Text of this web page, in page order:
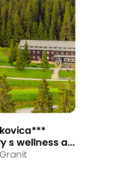
s wellness a...